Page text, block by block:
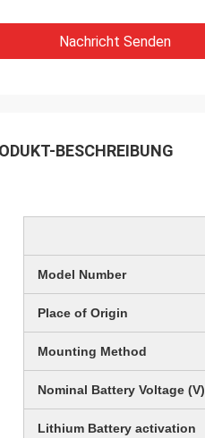
Nachricht Senden
BESCHREIBUNG
Model Number
Place of Origin
Mounting Method
Nominal Battery Voltage (V)
Lithium Battery activation